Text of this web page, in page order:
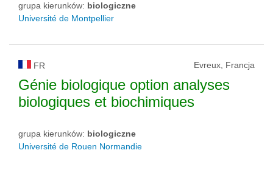
grupa kierunków: biologiczne
Université de Montpellier
FR Evreux, Francja
Génie biologique option analyses
biologiques et biochimiques
grupa kierunków: biologiczne
Université de Rouen Normandie